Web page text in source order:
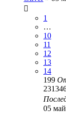
1
…
10
11
12
13
14
199
05